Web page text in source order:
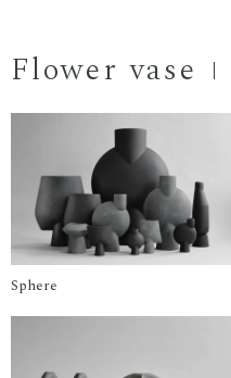
Flower vase
Sphere